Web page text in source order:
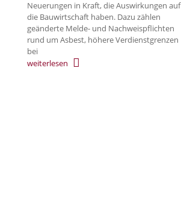
Neuerungen in Kraft, die Auswirkungen auf
die Bauwirtschaft haben. Dazu zählen
geänderte Melde- und Nachweispflichten
rund um Asbest, höhere Verdienstgrenzen
bei
weiterlesen